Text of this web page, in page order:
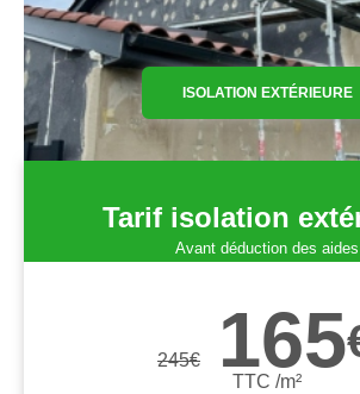
ISOLATION EXTÉRIEURE
Tarif isolation
Avant déduction des aides
245€ 165
TTC /m²